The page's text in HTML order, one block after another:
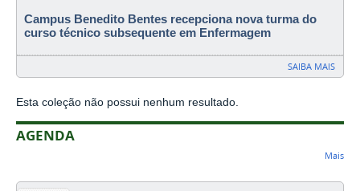
Campus Benedito Bentes recepciona nova turma do
curso técnico subsequente em Enfermagem
SAIBA MAIS
Esta coleção não possui nenhum resultado.
AGENDA
Mais